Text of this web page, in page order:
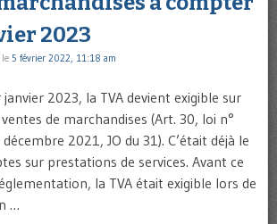
2023
le 5 février 2022, 11:18 am
2023, la TVA devient exigible sur
de marchandises (Art. 30, loi n°
2021, JO du 31). C’était déjà le
sur prestations de services. Avant ce
la TVA était exigible lors de
…